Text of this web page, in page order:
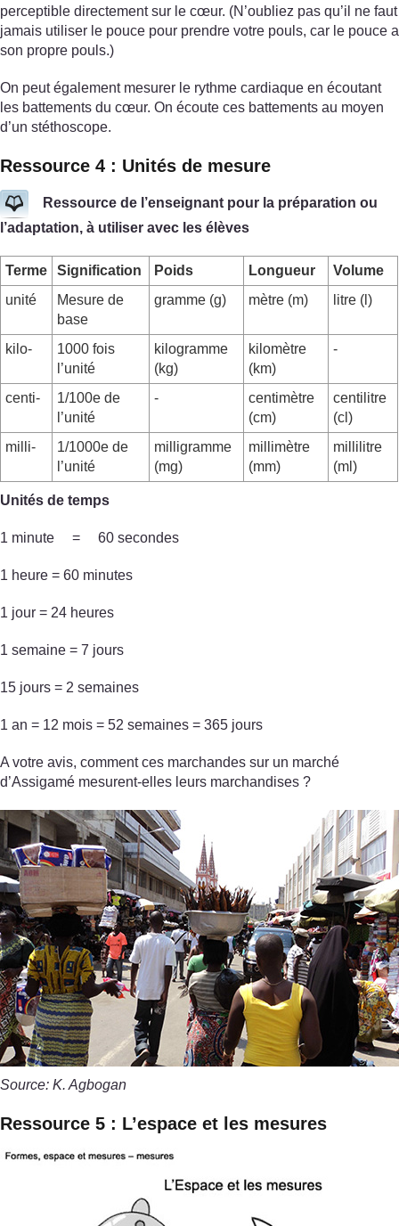
perceptible directement sur le cœur. (N’oubliez pas qu’il ne faut
jamais utiliser le pouce pour prendre votre pouls, car le pouce a
son propre pouls.)
On peut également mesurer le rythme cardiaque en écoutant
les battements du cœur. On écoute ces battements au moyen
d’un stéthoscope.
Ressource 4 : Unités de mesure
Ressource de l’enseignant pour la préparation ou
l’adaptation, à utiliser avec les élèves
Terme Signification Poids Longueur
Volume
unité
Mesure de
base
gramme (g) mètre (m) litre (l)
kilo-
1000 fois
l’unité
kilogramme
(kg)
kilomètre
(km)
-
centi-
1/100e de
l’unité
-
centimètre
(cm)
centilitre
(cl)
milli-
1/1000e de
l’unité
milligramme
(mg)
millimètre
(mm)
millilitre
(ml)
Unités de temps
1 minute = 60 secondes
1 heure = 60 minutes
1 jour = 24 heures
1 semaine = 7 jours
15 jours = 2 semaines
1 an = 12 mois = 52 semaines = 365 jours
A votre avis, comment ces marchandes sur un marché
d’Assigamé mesurent-elles leurs marchandises ?
Source: K. Agbogan
Ressource 5 : L’espace et les mesures